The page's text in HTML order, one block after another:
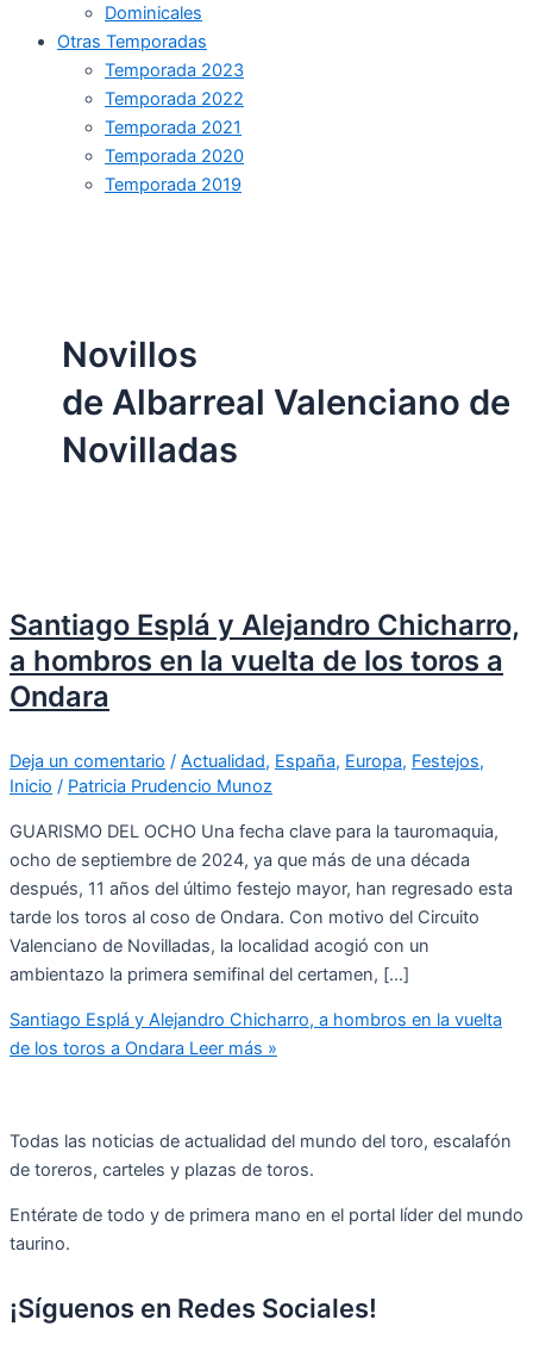
Dominicales
Otras Temporadas
Temporada 2023
Temporada 2022
Temporada 2021
Temporada 2020
Temporada 2019
Novillos
de Albarreal Valenciano de
Novilladas
Santiago Esplá y Alejandro Chicharro,
a hombros en la vuelta de los toros a
Ondara
Deja un comentario / Actualidad, España, Europa, Festejos,
Inicio / Patricia Prudencio Munoz
GUARISMO DEL OCHO Una fecha clave para la tauromaquia,
ocho de septiembre de 2024, ya que más de una década
después, 11 años del último festejo mayor, han regresado esta
tarde los toros al coso de Ondara. Con motivo del Circuito
Valenciano de Novilladas, la localidad acogió con un
ambientazo la primera semifinal del certamen, […]
Santiago Esplá y Alejandro Chicharro, a hombros en la vuelta
de los toros a Ondara Leer más »
Todas las noticias de actualidad del mundo del toro, escalafón
de toreros, carteles y plazas de toros.
Entérate de todo y de primera mano en el portal líder del mundo
taurino.
¡Síguenos en Redes Sociales!